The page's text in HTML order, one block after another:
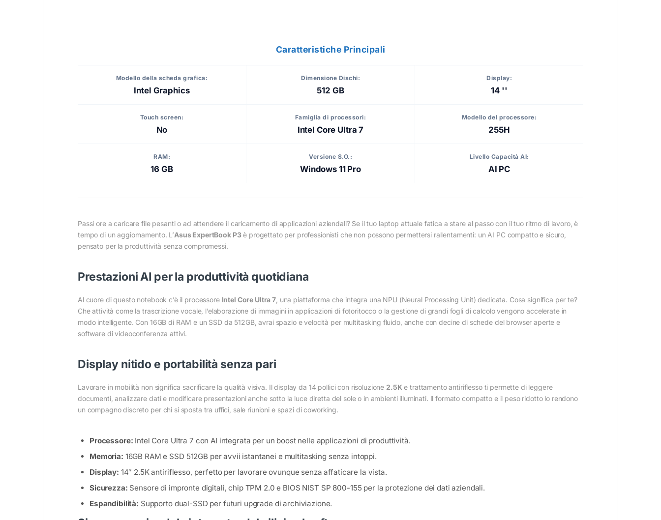
Caratteristiche Principali
Modello della scheda grafica:
Intel Graphics
Dimensione Dischi:
512 GB
Display:
14 ''
Touch screen:
No
Famiglia di processori:
Intel Core Ultra 7
Modello del processore:
255H
RAM:
16 GB
Versione S.O.:
Windows 11 Pro
Livello Capacità AI:
AI PC
Passi ore a caricare file pesanti o ad attendere il caricamento di applicazioni aziendali? Se il tuo laptop attuale fatica a stare al passo con il tuo ritmo di lavoro, è
tempo di un aggiornamento. L’Asus ExpertBook P3è progettato per professionisti che non possono permettersi rallentamenti: un AI PC compatto e sicuro,
pensato per la produttività senza compromessi.
Prestazioni AI per la produttività quotidiana
Al cuore di questo notebook c’è il processore Intel Core Ultra 7 , una piattaforma che integra una NPU (Neural Processing Unit) dedicata. Cosa significa per te?
Che attività come la trascrizione vocale, l’elaborazione di immagini in applicazioni di fotoritocco o la gestione di grandi fogli di calcolo vengono accelerate in
modo intelligente. Con 16GB di RAM e un SSD da 512GB, avrai spazio e velocità per multitasking fluido, anche con decine di schede del browser aperte e
software di videoconferenza attivi.
Display nitido e portabilità senza pari
Lavorare in mobilità non significa sacrificare la qualità visiva. Il display da 14 pollici con risoluzione 2.5K e trattamento antiriflesso ti permette di leggere
documenti, analizzare dati e modificare presentazioni anche sotto la luce diretta del sole o in ambienti illuminati. Il formato compatto e il peso ridotto lo rendono
un compagno discreto per chi si sposta tra uffici, sale riunioni e spazi di coworking.
Processore: Intel Core Ultra 7 con AI integrata per un boost nelle applicazioni di produttività.
Memoria: 16GB RAM e SSD 512GB per avvii istantanei e multitasking senza intoppi.
Display: 14″ 2.5K antiriflesso, perfetto per lavorare ovunque senza affaticare la vista.
Sicurezza: Sensore di impronte digitali, chip TPM 2.0 e BIOS NIST SP 800-155 per la protezione dei dati aziendali.
Espandibilità: Supporto dual-SSD per futuri upgrade di archiviazione.